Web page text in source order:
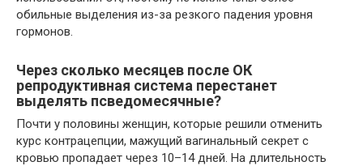
обильные выделения из-за резкого падения уровня
гормонов.
Через сколько месяцев после ОК
репродуктивная система перестанет
выделять псведомесячные?
Почти у половины женщин, которые решили отменить
курс контрацепции, мажущий вагинальный секрет с
кровью пропадает через 10–14 дней. На длительность